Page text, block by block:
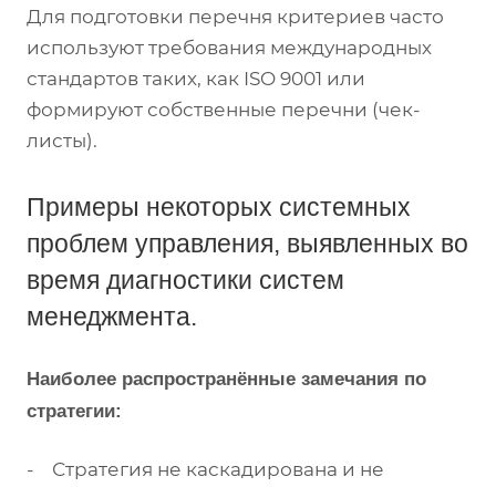
Для подготовки перечня критериев часто
используют требования международных
стандартов таких, как ISO 9001 или
формируют собственные перечни (чек-
листы).
Примеры некоторых системных
проблем управления, выявленных во
время диагностики систем
менеджмента.
Наиболее распространённые замечания по
стратегии:
- Стратегия не каскадирована и не